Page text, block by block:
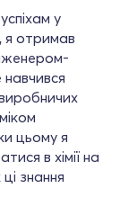
у
я отримав
навчився
цьому я
в хімії на
знання